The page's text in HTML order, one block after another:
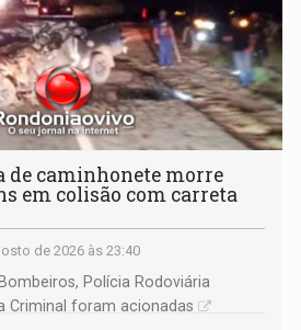
de caminhonete morre
em colisão com carreta
de 2026 às 23:40
Polícia Rodoviária
Criminal foram acionadas